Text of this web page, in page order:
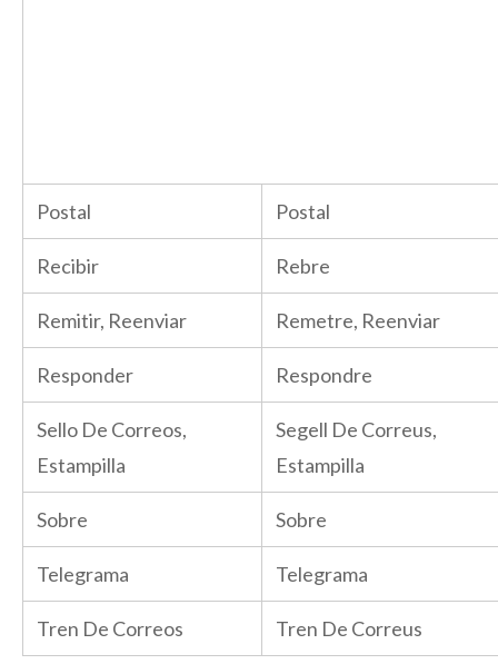
Postal Postal
Recibir Rebre
Remitir, Reenviar Remetre, Reenviar
Responder Respondre
Sello De Correos,
Estampilla
Segell De Correus,
Estampilla
Sobre Sobre
Telegrama Telegrama
Tren De Correos Tren De Correus